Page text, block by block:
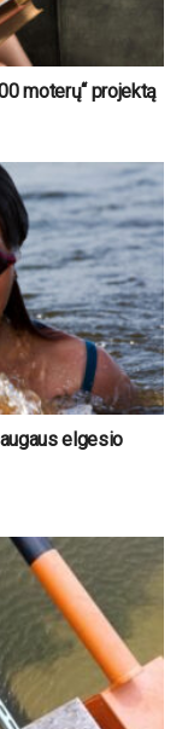
moterų“ projektą
elgesio